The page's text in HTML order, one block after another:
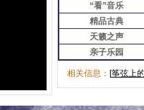
“看”音乐
精品古典
天籁之声
亲子乐园
相关信息： [筝弦上